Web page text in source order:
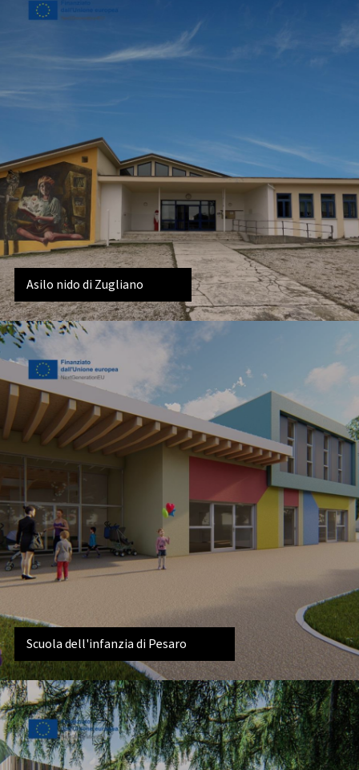
Asilo nido di Zugliano
Scuola dell'infanzia di Pesaro